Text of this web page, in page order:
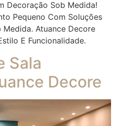
Decoração Sob Medida!
Pequeno Com Soluções
Atuance Decore
E Funcionalidade.
Sala
Decore